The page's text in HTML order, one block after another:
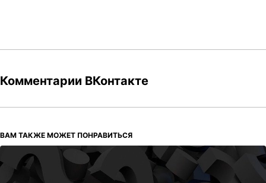
Комментарии ВКонтакте
ВАМ ТАКЖЕ МОЖЕТ ПОНРАВИТЬСЯ